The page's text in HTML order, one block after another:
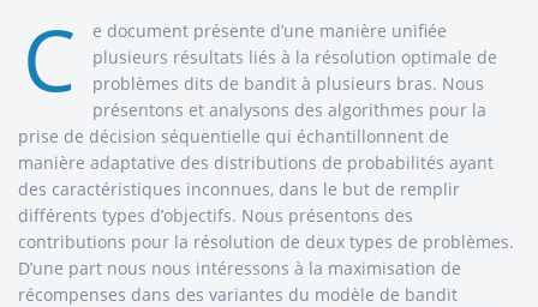
C
e document présente d’une manière unifiée
plusieurs résultats liés à la résolution optimale de
problèmes dits de bandit à plusieurs bras. Nous
présentons et analysons des algorithmes pour la
prise de décision séquentielle qui échantillonnent de
manière adaptative des distributions de probabilités ayant
des caractéristiques inconnues, dans le but de remplir
différents types d’objectifs. Nous présentons des
contributions pour la résolution de deux types de problèmes.
D’une part nous nous intéressons à la maximisation de
récompenses dans des variantes du modèle de bandit